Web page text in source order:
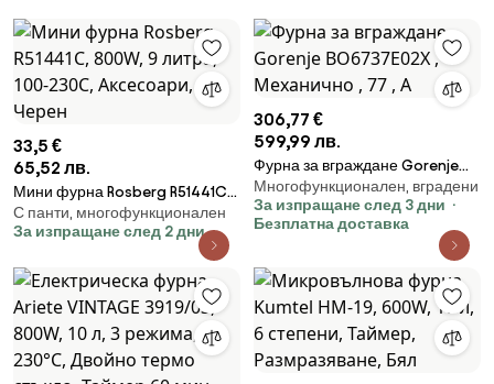
33,5 €
65,52 лв.
Мини фурна Rosberg R51441C,
800W, 9 литра, 100-230C,
Аксесоари, Черен
С панти, многофункционален
За изпращане след 2 дни
306,77 €
599,99 лв.
Фурна за вграждане Gorenje
BO6737E02X , Механично , 77 ,
А
Многофункционален, вградени
За изпращане след 3 дни
Безплатна доставка